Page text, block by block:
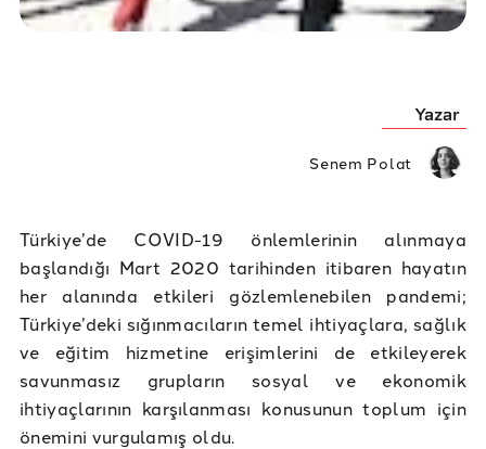
Yazar
Senem Polat
Türkiye’de COVID-19 önlemlerinin alınmaya
başlandığı Mart 2020 tarihinden itibaren hayatın
her alanında etkileri gözlemlenebilen pandemi;
Türkiye’deki sığınmacıların temel ihtiyaçlara, sağlık
ve eğitim hizmetine erişimlerini de etkileyerek
savunmasız grupların sosyal ve ekonomik
ihtiyaçlarının karşılanması konusunun toplum için
önemini vurgulamış oldu.